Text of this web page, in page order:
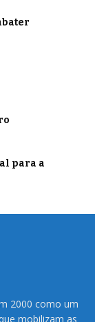
para a
2000 como um
mobilizam as